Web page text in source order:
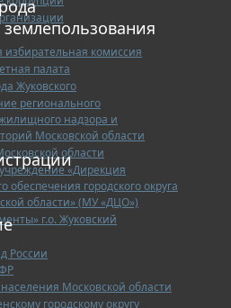
избирательная комиссия
палата
Жуковского
регионального
надзора и
Московской области
области
«Дирекция
обеспечения городского округа
области» (МУ «ДЦО»)
г.о. Жуковский
России
Московской области
городскому округу